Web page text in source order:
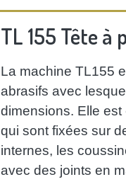
TL 155 Tête à
La machine TL155
abrasifs avec
dimensions. Elle est
qui sont fixées sur
internes, les
avec des joints en